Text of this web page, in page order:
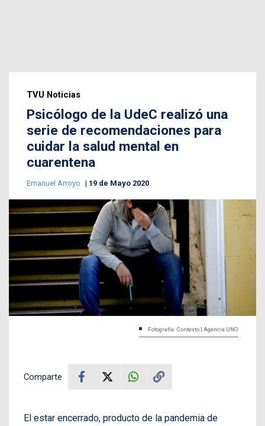
TVU Noticias
Psicólogo de la UdeC realizó una
serie de recomendaciones para
cuidar la salud mental en
cuarentena
Emanuel Arroyo 19 de Mayo 2020
Fotografía: Contexto | Agencia UNO
Comparte
El estar encerrado, producto de la pandemia de